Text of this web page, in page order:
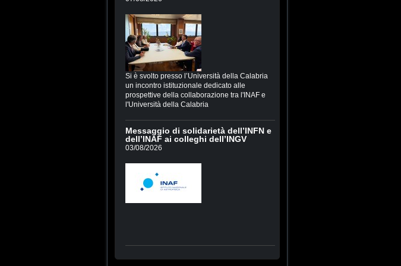
Si è svolto presso l’Università della Calabria
un incontro istituzionale dedicato alle
prospettive della collaborazione tra l'INAF e
l'Università della Calabria
Messaggio di solidarietà dell’INFN e
dell’INAF ai colleghi dell’INGV
03/08/2026